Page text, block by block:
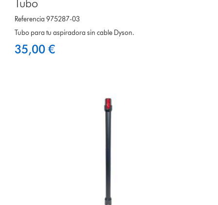
Tubo
Referencia 975287-03
Tubo para tu aspiradora sin cable Dyson.
35,00 €